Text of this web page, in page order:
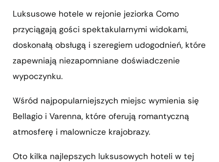
Luksusowe hotele w rejonie jeziorka Como
przyciągają gości spektakularnymi widokami,
doskonałą obsługą i szeregiem udogodnień, które
zapewniają niezapomniane doświadczenie
wypoczynku.
Wśród najpopularniejszych miejsc wymienia się
Bellagio i Varenna, które oferują romantyczną
atmosferę i malownicze krajobrazy.
Oto kilka najlepszych luksusowych hoteli w tej